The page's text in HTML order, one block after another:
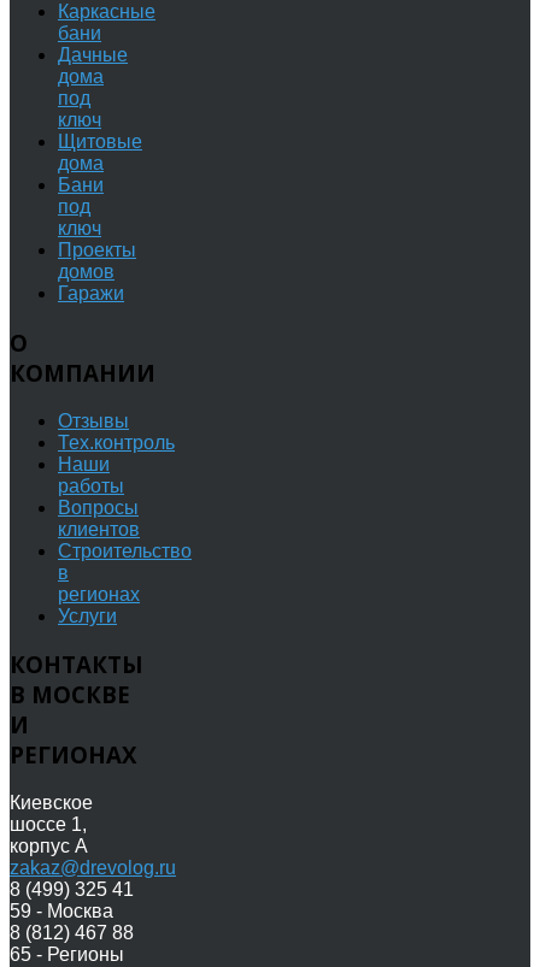
Каркасные
бани
Дачные
дома
под
ключ
Щитовые
дома
Бани
под
ключ
Проекты
домов
Гаражи
О
КОМПАНИИ
Отзывы
Тех.контроль
Наши
работы
Вопросы
клиентов
Строительство
в
регионах
Услуги
КОНТАКТЫ
В МОСКВЕ
И
РЕГИОНАХ
Киевское
шоссе 1,
корпус А
zakaz@drevolog.ru
8 (499) 325 41
59 - Москва
8 (812) 467 88
65 - Регионы